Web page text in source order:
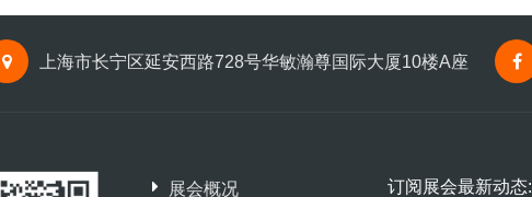
上海市长宁区延安西路728号华敏瀚尊国际大厦10楼A座
展会概况 订阅展会最新动态: